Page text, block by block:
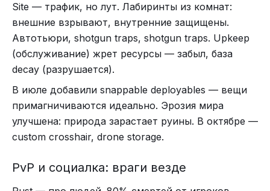
Site — трафик, но лут. Лабиринты из комнат:
внешние взрывают, внутренние защищены.
Автотьюри, shotgun traps, shotgun traps. Upkeep
(обслуживание) жрет ресурсы — забыл, база
decay (разрушается).
В июле добавили snappable deployables — вещи
примагничиваются идеально. Эрозия мира
улучшена: природа зарастает руины. В октябре —
custom crosshair, drone storage.
PvP и социалка: враги везде